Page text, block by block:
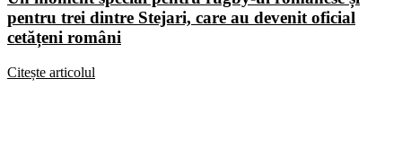
pentru trei dintre Stejari, care au devenit oficial
cetățeni români
Citește articolul